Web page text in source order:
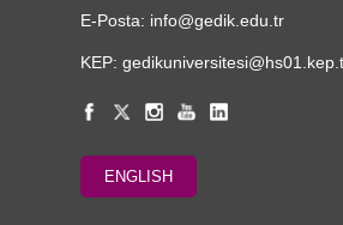
E-Posta: info@gedik.edu.tr
KEP:
ENGLISH